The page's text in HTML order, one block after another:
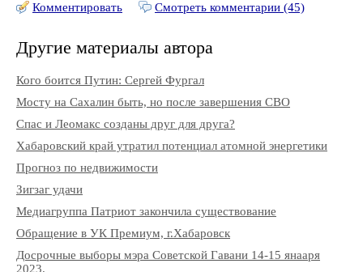
Комментировать Смотреть комментарии (45)
Другие материалы автора
Кого боится Путин: Сергей Фургал
Мосту на Сахалин быть, но после завершения СВО
Спас и Леомакс созданы друг для друга?
Хабаровский край утратил потенциал атомной энергетики
Прогноз по недвижимости
Зигзаг удачи
Медиагруппа Патриот закончила существование
Обращение в УК Премиум, г.Хабаровск
Досрочные выборы мэра Советской Гавани 14-15 янааря
2023.